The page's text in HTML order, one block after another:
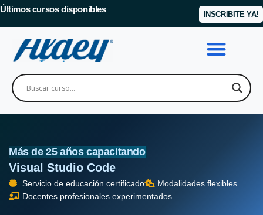
Últimos cursos disponibles
INSCRIBITE YA!
Más de 25 años capacitando
Visual Studio Code
Servicio de educación certificado
Modalidades flexibles
Docentes profesionales experimentados